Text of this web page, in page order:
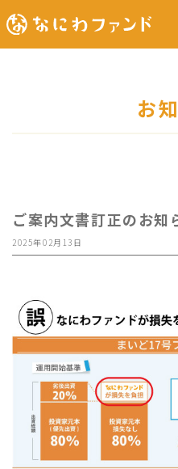
お
ご案内文書訂正のお知
2025年02月13日